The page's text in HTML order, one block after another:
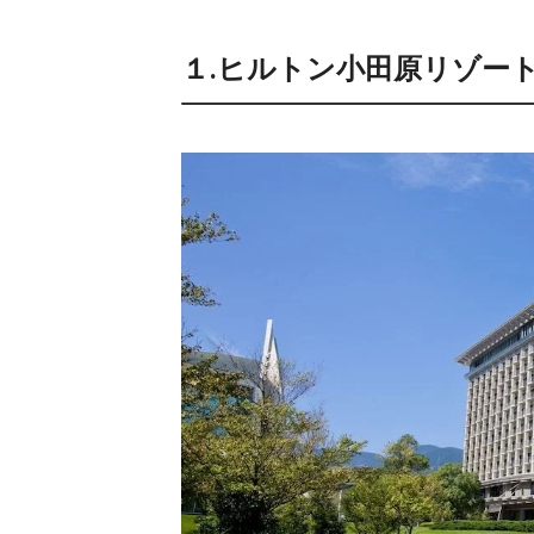
１.ヒルトン小田原リゾー